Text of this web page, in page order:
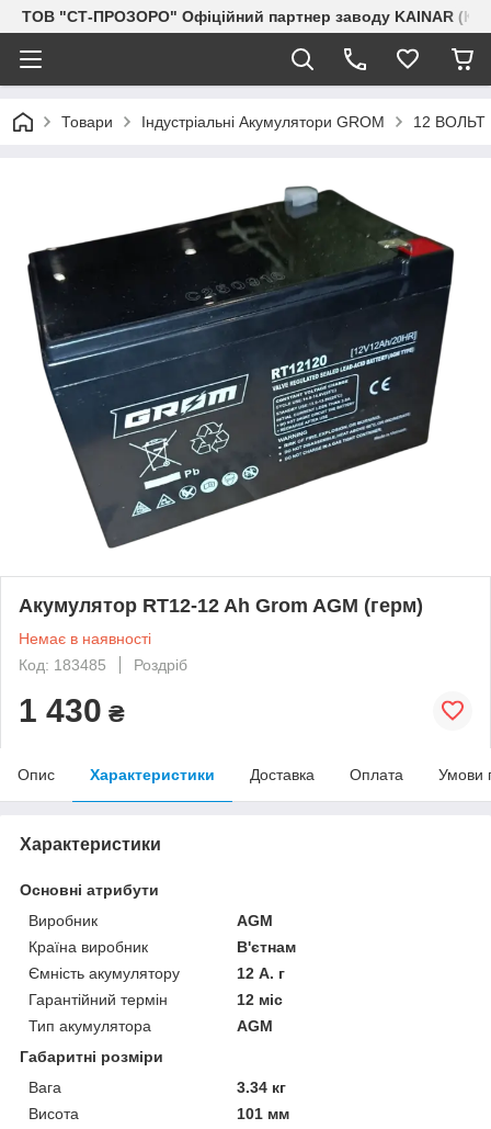
ТОВ "СТ-ПРОЗОРО" Офіційний партнер заводу KAINAR
Товари Індустріальні Акумулятори GROM 12 ВОЛЬТ
Акумулятор RT12-12 Ah Grom AGM (герм)
Немає в наявності
Код: 183485
Роздріб
1 430 ₴
Опис Характеристики Доставка Оплата Умови
Характеристики
Основні атрибути
Виробник
AGM
Країна виробник
В'єтнам
Ємність акумулятору
12 А. г
Гарантійний термін
12 міс
Тип акумулятора
AGM
Габаритні розміри
Вага
3.34 кг
Висота
101 мм